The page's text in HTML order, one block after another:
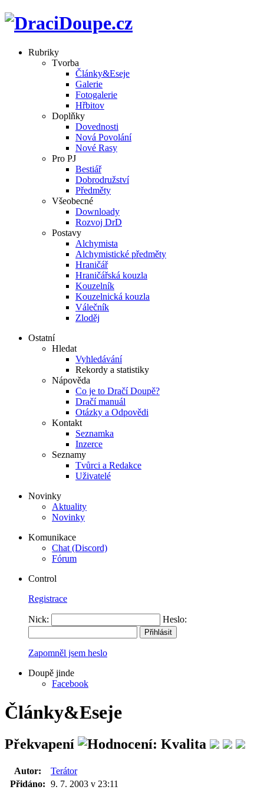
Rubriky
Tvorba
Články&Eseje
Galerie
Fotogalerie
Hřbitov
Doplňky
Dovednosti
Nová Povolání
Nové Rasy
Pro PJ
Bestiář
Dobrodružství
Předměty
Všeobecné
Downloady
Rozvoj DrD
Postavy
Alchymista
Alchymistické předměty
Hraničář
Hraničářská kouzla
Kouzelník
Kouzelnická kouzla
Válečník
Zloděj
Ostatní
Hledat
Vyhledávání
Rekordy a statistiky
Nápověda
Co je to Dračí Doupě?
Dračí manuál
Otázky a Odpovědi
Kontakt
Seznamka
Inzerce
Seznamy
Tvůrci a Redakce
Uživatelé
Novinky
Aktuality
Novinky
Komunikace
Chat (Discord)
Fórum
Control
Registrace
Nick: Heslo:
Zapomněl jsem heslo
Doupě jinde
Facebook
Články&Eseje
Překvapení
Autor:
Terátor
Přidáno: 9. 7. 2003 v 23:11